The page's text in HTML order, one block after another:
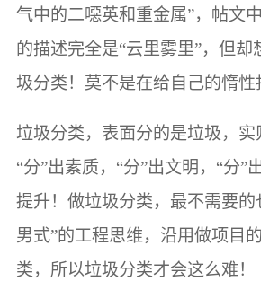
气中的二噁英和重金属”，帖文
的描述完全是“云里雾里”，但却
圾分类！莫不是在给自己的惰性
垃圾分类，表面分的是垃圾，实
“分”出素质，“分”出文明，“分”
提升！做垃圾分类，最不需要的
男式”的工程思维，沿用做项目
类，所以垃圾分类才会这么难！